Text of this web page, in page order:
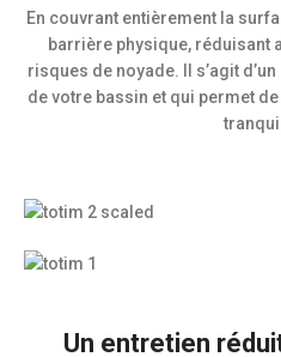
En couvrant entièrement la
barrière physique, réduisant
risques de noyade. Il s’agit
de votre bassin et qui permet
Un entretien